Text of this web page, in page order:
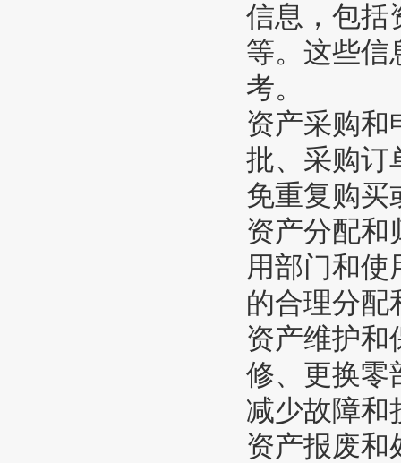
信息，包括
等。这些信
考。
资产采购和
批、采购订
免重复购买
资产分配和
用部门和使
的合理分配
资产维护和
修、更换零
减少故障和
资产报废和